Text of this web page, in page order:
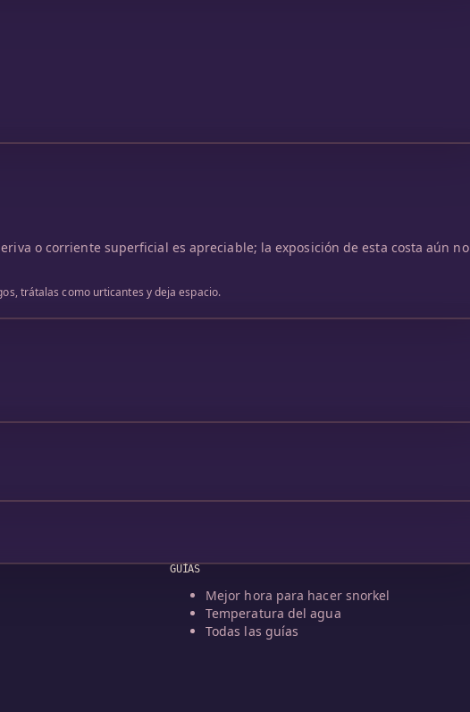
o corriente superficial es apreciable; la exposición de esta costa aún no
trátalas como urticantes y deja espacio.
GUÍAS
Mejor hora para hacer snorkel
Temperatura del agua
Todas las guías